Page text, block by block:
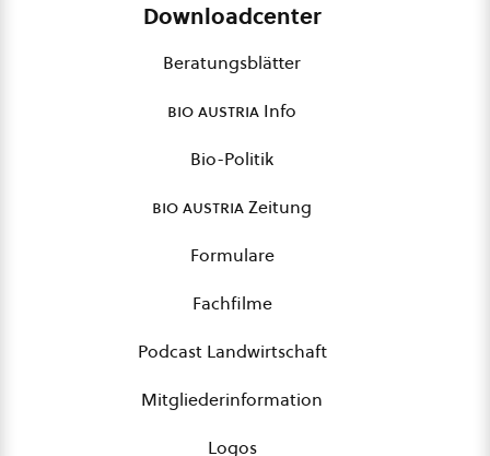
Downloadcenter
Beratungsblätter
bio austria Info
Bio-Politik
bio austriaZeitung
Formulare
Fachfilme
Podcast Landwirtschaft
Mitgliederinformation
Logos